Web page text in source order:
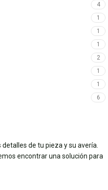
4
1
1
1
2
1
1
6
de tu pieza y su avería.
encontrar una solución para